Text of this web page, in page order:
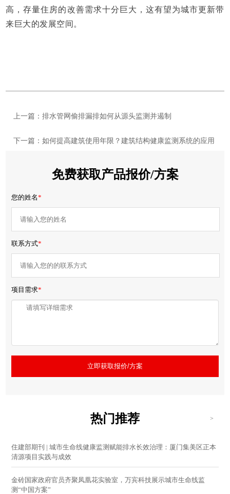
高，存量住房的改善需求十分巨大，这有望为城市更新带
来巨大的发展空间。
上一篇：排水管网偷排漏排如何从源头监测并遏制
下一篇：如何提高建筑使用年限？建筑结构健康监测系统的应用
免费获取产品报价/方案
您的姓名*
联系方式*
项目需求*
立即获取报价/方案
热门推荐 >
住建部期刊 | 城市生命线健康监测赋能排水长效治理：厦门集美区正本
清源项目实践与成效
金砖国家政府官员齐聚凤凰花实验室，万宾科技展示城市生命线监
测“中国方案”